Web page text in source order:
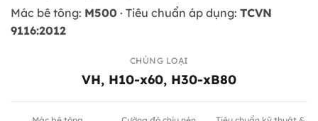
Mác bê tông: M500 · Tiêu chuẩn áp dụng: TCVN
9116:2012
CHỦNG LOẠI
VH, H10-x60, H30-xB80